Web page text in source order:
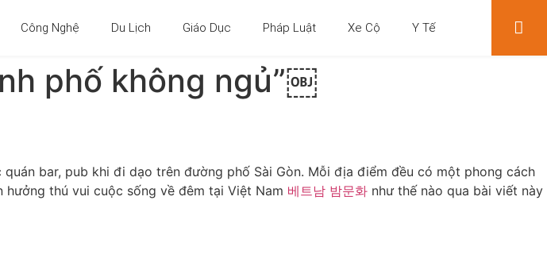
Công Nghệ Du Lịch Giáo Dục Pháp Luật Xe Cộ Y Tế
phố không ngủ”￼
bar, pub khi đi dạo trên đường phố Sài Gòn. Mỗi địa điểm đều có một phong cách
thú vui cuộc sống về đêm tại Việt Nam 베트남 밤문화 như thế nào qua bài viết này